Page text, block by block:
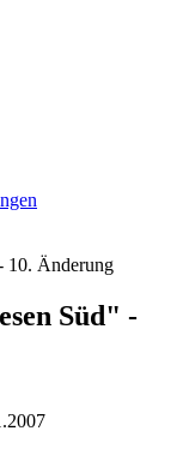
10. Änderung
Süd" -